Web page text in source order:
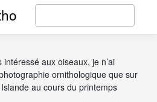
aux oiseaux, je n’ai
ornithologique que sur
au cours du printemps